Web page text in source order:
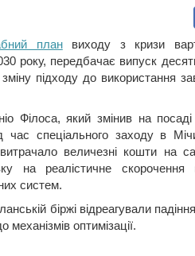
планвиходу з кризи
року, передбачає випуск
підходу до використання
Філоса, який змінив на
час спеціального заходу в
величезні кошти на
на реалістичне скорочення
систем.
біржі відреагували
оптимізації.